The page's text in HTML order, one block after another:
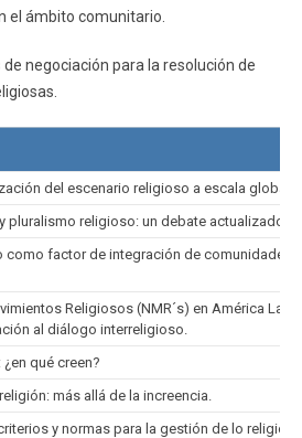
el ámbito comunitario.
negociación para la resolución de
del escenario religioso a escala global.
pluralismo religioso: un debate actualizado.
como factor de integración de comunidades
Religiosos (NMR´s) en América
al diálogo interreligioso.
qué creen?
más allá de la increencia.
y normas para la gestión de lo